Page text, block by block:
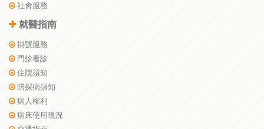
社會服務
就醫指南
掛號服務
門診看診
住院須知
陪探病須知
病人權利
病床使用現況